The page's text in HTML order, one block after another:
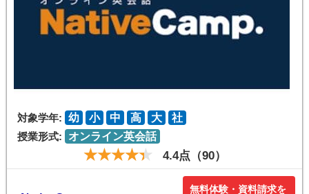
対象学年: 幼 小 中 高 大
社
授業形式:
オンライン英会話
4.4点（90）
無料体験・資料請求を